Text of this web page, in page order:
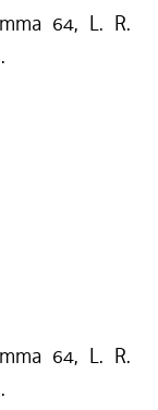
64, L. R.
64, L. R.